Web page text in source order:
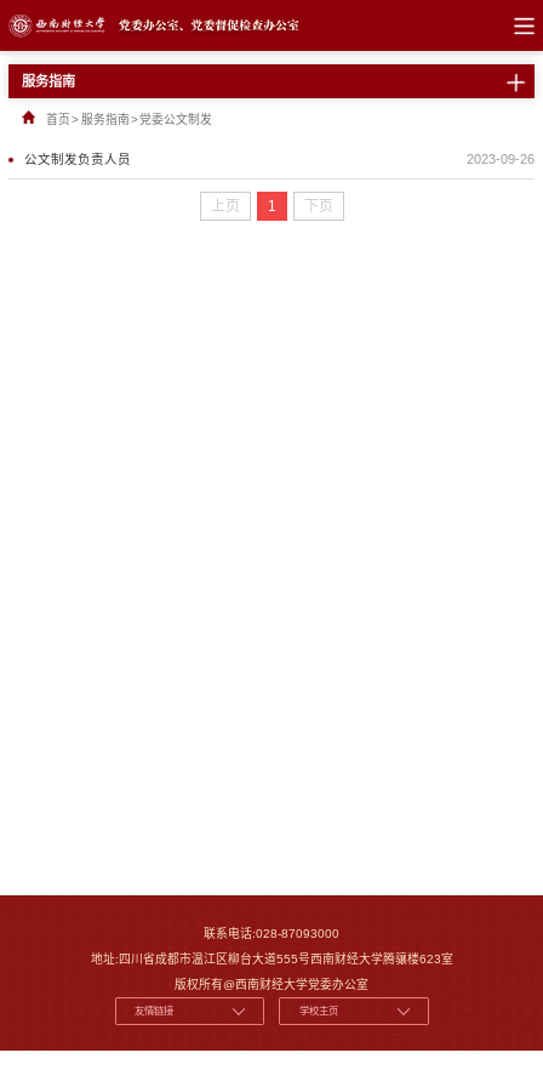
服务指南
首页> 服务指南>党委公文制发
2023-09-26
公文制发负责人员
上页 1 下页
联系电话:028-87093000
地址:四川省成都市温江区柳台大道555号西南财经大学腾骧楼623室
版权所有@西南财经大学党委办公室
友情链接 学校主页